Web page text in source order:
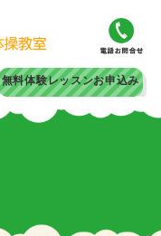
無料体験レッスンお申込み